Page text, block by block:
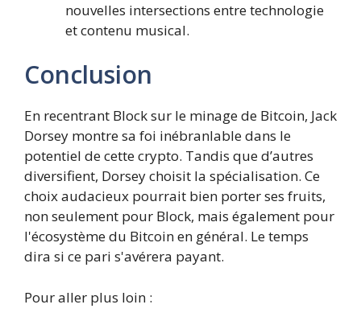
nouvelles intersections entre technologie
et contenu musical.
Conclusion
En recentrant Block sur le minage de Bitcoin, Jack
Dorsey montre sa foi inébranlable dans le
potentiel de cette crypto. Tandis que d’autres
diversifient, Dorsey choisit la spécialisation. Ce
choix audacieux pourrait bien porter ses fruits,
non seulement pour Block, mais également pour
l'écosystème du Bitcoin en général. Le temps
dira si ce pari s'avérera payant.
Pour aller plus loin :